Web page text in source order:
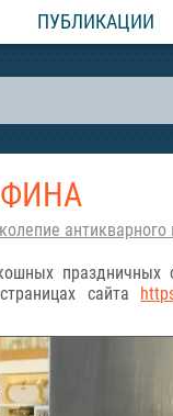
ПУБЛИКАЦИИ
антикварного
праздничных
сайта